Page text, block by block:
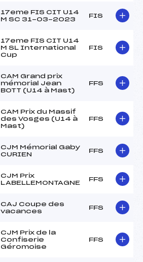
17eme FIS CIT U14
M SC 31-03-2023
FIS
17eme FIS CIT U14
M SL International
Cup
FIS
CAM Grand prix
mémorial Jean
BOTT (U14 à Mast)
FFS
CAM Prix du Massif
des Vosges (U14 à
Mast)
FFS
CJM Mémorial Gaby
CURIEN
FFS
CJM Prix
LABELLEMONTAGNE
FFS
CAJ Coupe des
vacances
FFS
CJM Prix de la
Confiserie
Géromoise
FFS